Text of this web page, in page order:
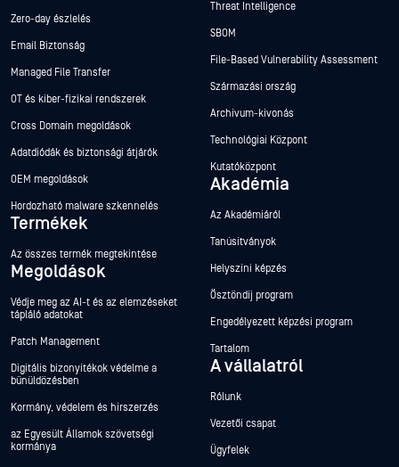
Zero-day észlelés
Email Biztonság
Managed File Transfer
OT és kiber-fizikai rendszerek
Cross Domain megoldások
Adatdiódák és biztonsági átjárók
OEM megoldások
Hordozható malware szkennelés
Termékek
Az összes termék megtekintése
Megoldások
Védje meg az AI-t és az elemzéseket
tápláló adatokat
Patch Management
Digitális bizonyítékok védelme a
bűnüldözésben
Kormány, védelem és hírszerzés
az Egyesült Államok szövetségi
kormánya
Threat Intelligence
SBOM
File-Based Vulnerability Assessment
Származási ország
Archívum-kivonás
Technológiai Központ
Kutatóközpont
Akadémia
Az Akadémiáról
Tanúsítványok
Helyszíni képzés
Ösztöndíj program
Engedélyezett képzési program
Tartalom
A vállalatról
Rólunk
Vezetői csapat
Ügyfelek